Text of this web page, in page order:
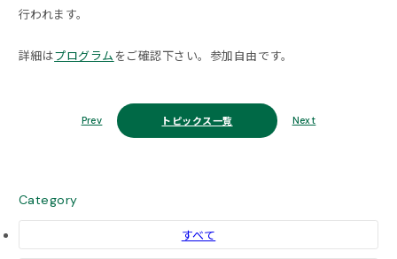
Category
すべて
行われます。
詳細はプログラム をご確認下さい。参加自由です。
Prev トピックス一覧 Next